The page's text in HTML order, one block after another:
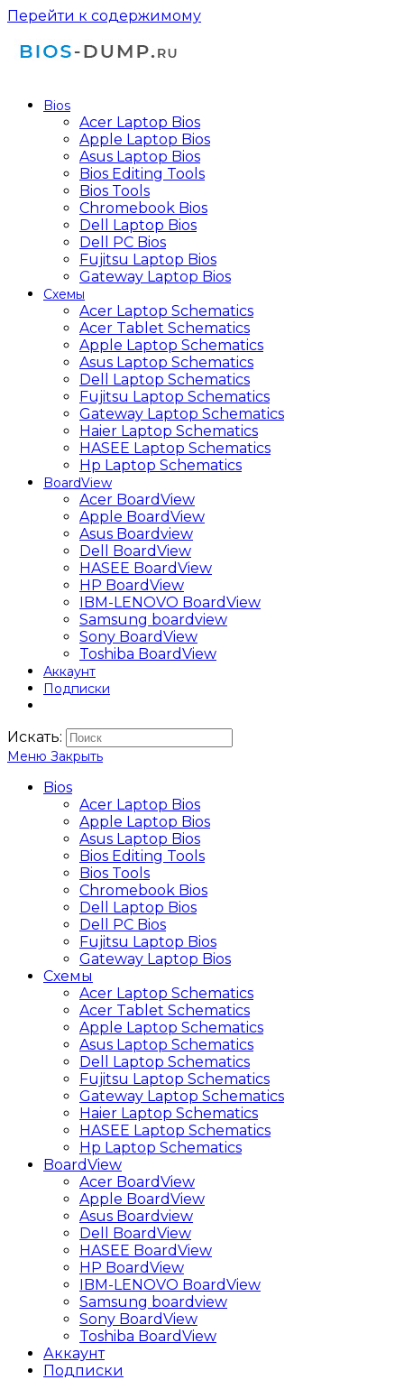
Перейти к содержимому
Bios
Acer Laptop Bios
Apple Laptop Bios
Asus Laptop Bios
Bios Editing Tools
Bios Tools
Chromebook Bios
Dell Laptop Bios
Dell PC Bios
Fujitsu Laptop Bios
Gateway Laptop Bios
Схемы
Acer Laptop Schematics
Acer Tablet Schematics
Apple Laptop Schematics
Asus Laptop Schematics
Dell Laptop Schematics
Fujitsu Laptop Schematics
Gateway Laptop Schematics
Haier Laptop Schematics
HASEE Laptop Schematics
Hp Laptop Schematics
BoardView
Acer BoardView
Apple BoardView
Asus Boardview
Dell BoardView
HASEE BoardView
HP BoardView
IBM-LENOVO BoardView
Samsung boardview
Sony BoardView
Toshiba BoardView
Аккаунт
Подписки
Искать:
Меню Закрыть
Bios
Acer Laptop Bios
Apple Laptop Bios
Asus Laptop Bios
Bios Editing Tools
Bios Tools
Chromebook Bios
Dell Laptop Bios
Dell PC Bios
Fujitsu Laptop Bios
Gateway Laptop Bios
Схемы
Acer Laptop Schematics
Acer Tablet Schematics
Apple Laptop Schematics
Asus Laptop Schematics
Dell Laptop Schematics
Fujitsu Laptop Schematics
Gateway Laptop Schematics
Haier Laptop Schematics
HASEE Laptop Schematics
Hp Laptop Schematics
BoardView
Acer BoardView
Apple BoardView
Asus Boardview
Dell BoardView
HASEE BoardView
HP BoardView
IBM-LENOVO BoardView
Samsung boardview
Sony BoardView
Toshiba BoardView
Аккаунт
Подписки